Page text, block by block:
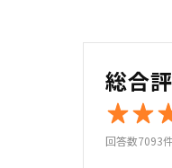
総合
回答数7093